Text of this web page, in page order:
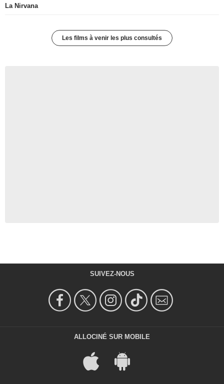
La Nirvana
Les films à venir les plus consultés
SUIVEZ-NOUS
ALLOCINÉ SUR MOBILE